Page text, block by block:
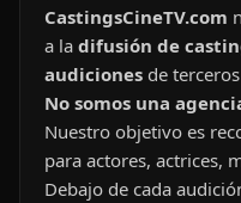
CastingsCineTV.com
a la difusión de
audiciones de
No somos una
Nuestro objetivo es
para actores, actrices,
Debajo de cada